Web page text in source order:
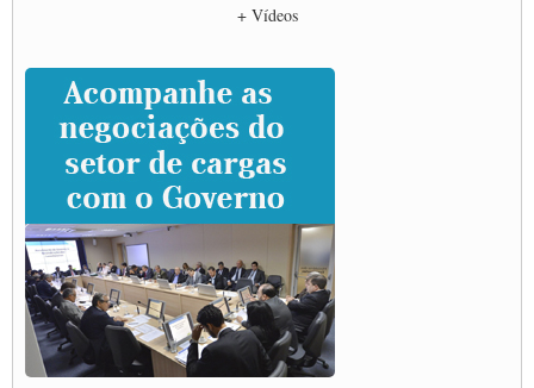
Caminhoneiros prometem paralisação e cobram diálogo com Lula
CNTTL e lideranças de caminhoneiros participam de debate sobre saúde nas
rodovias
Paulinho e Litti debatem política global para transporte rodoviário de cargas na
SUTCRA no Uruguai
Grande Conquista da Categoria transporte de Cargas e Caminhoneiros Autonomos
ENCONTRO INTERNACIONAL EM APOIO A CLASSE TRABALHADORA
DO BRASIL E A ELEIÇÃO 2022
Carta às Brasileiras e aos Brasileiros em Defesa do Estado Democrático de Direito
Paulinho, presidente da CNTTL, faz balanço do 3º Congresso da CNTTL
Caminhoneiros aprovam greve a partir do 1º de novembro
Rodoviários de Feira Santana fazem Assembleia para avaliar proposta de reajuste
salarial
+ Vídeos